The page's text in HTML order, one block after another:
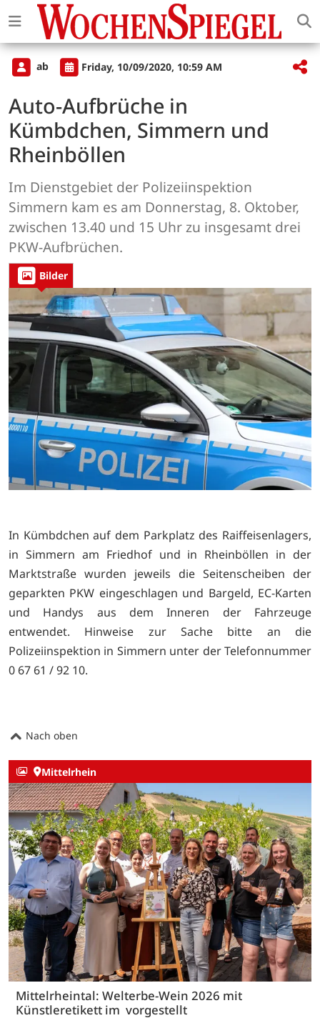
ab Friday, 10/09/2020, 10:59 AM
Auto-Aufbrüche in
Kümbdchen, Simmern und
Rheinböllen
Im Dienstgebiet der Polizeiinspektion
Simmern kam es am Donnerstag, 8. Oktober,
zwischen 13.40 und 15 Uhr zu insgesamt drei
PKW-Aufbrüchen.
Bilder
In Kümbdchen auf dem Parkplatz des Raiffeisenlagers,
in Simmern am Friedhof und in Rheinböllen in der
Marktstraße wurden jeweils die Seitenscheiben der
geparkten PKW eingeschlagen und Bargeld, EC-Karten
und Handys aus dem Inneren der Fahrzeuge
entwendet. Hinweise zur Sache bitte an die
Polizeiinspektion in Simmern unter der Telefonnummer
0 67 61 / 92 10.
Nach oben
Mittelrhein
Mittelrheintal: Welterbe-Wein 2026 mit
Künstleretikett im vorgestellt